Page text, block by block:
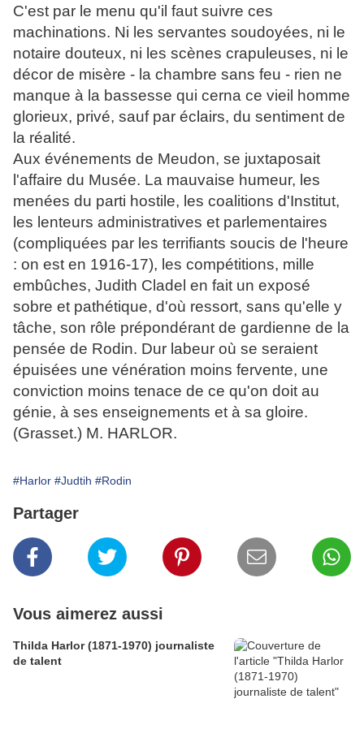
C'est par le menu qu'il faut suivre ces
machinations. Ni les servantes soudoyées, ni le
notaire douteux, ni les scènes crapuleuses, ni le
décor de misère - la chambre sans feu - rien ne
manque à la bassesse qui cerna ce vieil homme
glorieux, privé, sauf par éclairs, du sentiment de
la réalité.
Aux événements de Meudon, se juxtaposait
l'affaire du Musée. La mauvaise humeur, les
menées du parti hostile, les coalitions d'Institut,
les lenteurs administratives et parlementaires
(compliquées par les terrifiants soucis de l'heure
: on est en 1916-17), les compétitions, mille
embûches, Judith Cladel en fait un exposé
sobre et pathétique, d'où ressort, sans qu'elle y
tâche, son rôle prépondérant de gardienne de la
pensée de Rodin. Dur labeur où se seraient
épuisées une vénération moins fervente, une
conviction moins tenace de ce qu'on doit au
génie, à ses enseignements et à sa gloire.
(Grasset.) M. HARLOR.
#Harlor #Judtih #Rodin
Partager
Vous aimerez aussi
Thilda Harlor (1871-1970) journaliste
de talent